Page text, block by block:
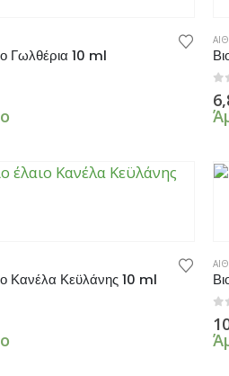
Γωλθέρια 10 ml
Κανέλα Κεϋλάνης 10 ml